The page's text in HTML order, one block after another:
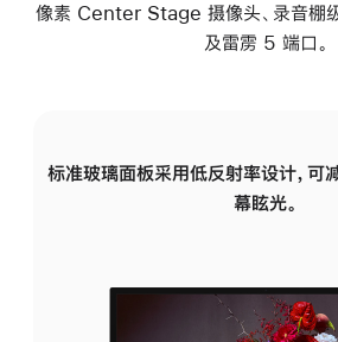
像素 Center Stage 摄像头、录音棚
及雷雳 5 端口。
标准玻璃面板采用低反射率设计，可
幕眩光。